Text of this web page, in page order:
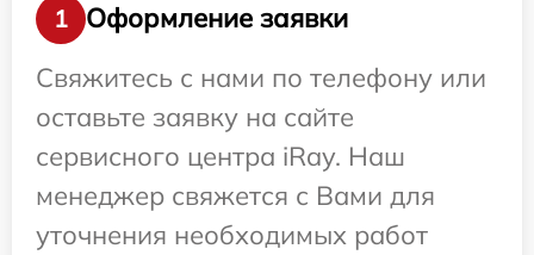
1
Оформление заявки
Свяжитесь с нами по телефону или
оставьте заявку на сайте
сервисного центра iRay. Наш
менеджер свяжется с Вами для
уточнения необходимых работ